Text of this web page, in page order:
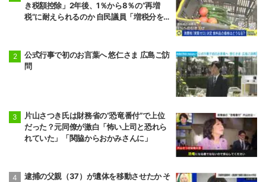
き税額控除」2年後、1％から8％の“再増
税”に耐えられるのか 自民議員「増税分を上
公式行事で初のお言葉へ 悠仁さま 広島ご訪
問
片山さつき氏は財務省の“恐竜番付”で上位
だった？元同僚が激白「怖い上司と恐れら
れていた」「関脇からおかみさんに」
逮捕の父親（37）が遺体を移動させたか そ